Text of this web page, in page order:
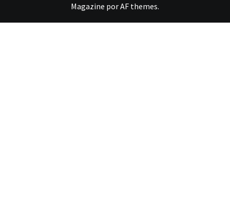
Magazine porAF themes.